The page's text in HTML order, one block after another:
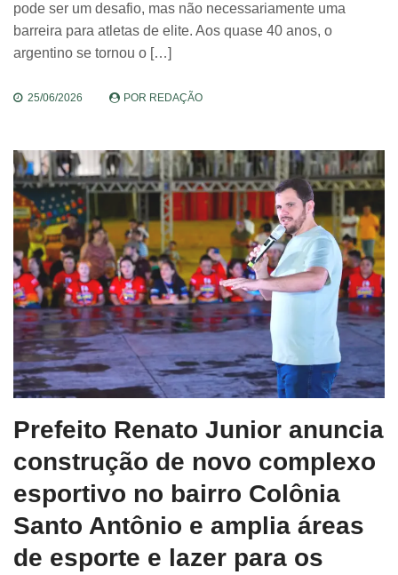
pode ser um desafio, mas não necessariamente uma
barreira para atletas de elite. Aos quase 40 anos, o
argentino se tornou o […]
25/06/2026 POR REDAÇÃO
Prefeito Renato Junior anuncia
construção de novo complexo
esportivo no bairro Colônia
Santo Antônio e amplia áreas
de esporte e lazer para os